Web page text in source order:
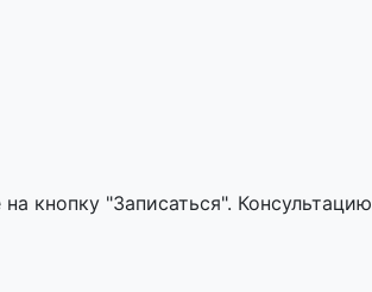
кнопку "Записаться". Консультацию